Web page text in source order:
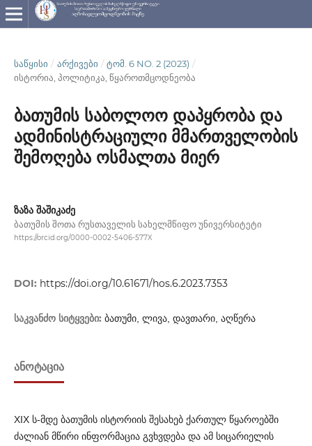
ᲡᲐᲬᲧᲘᲡᲘ / ᲐᲠᲥᲘᲕᲔᲑᲘ / ᲢᲝᲛ. 6 NO. 2 (2023) /
ისტორია, პოლიტიკა, წყაროთმცოდნეობა
ბათუმის საბოლოო დაპყრობა და
ადმინისტრაციული მმართველობის
შემოღება ოსმალთა მიერ
ზაზა შაშიკაძე
ბათუმის შოთა რუსთაველის სახელმწიფო უნივერსიტეტი
https://orcid.org/0000-0002-5406-577X
DOI: https://doi.org/10.61671/hos.6.2023.7353
საკვანძო სიტყვები: ბათუმი, ლივა, დავთარი, აღწერა
ᲐᲜᲝᲢᲐᲪᲘᲐ
XIX ს-მდე ბათუმის ისტორიის შესახებ ქართულ წყაროებში
ძალიან მწირი ინფორმაცია გვხვდება და ამ სიცარიელის